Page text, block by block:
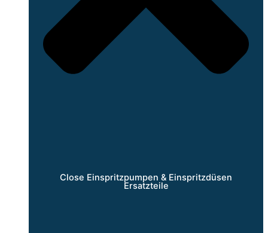
Close Einspritzpumpen & Einspritzdüsen
Ersatzteile